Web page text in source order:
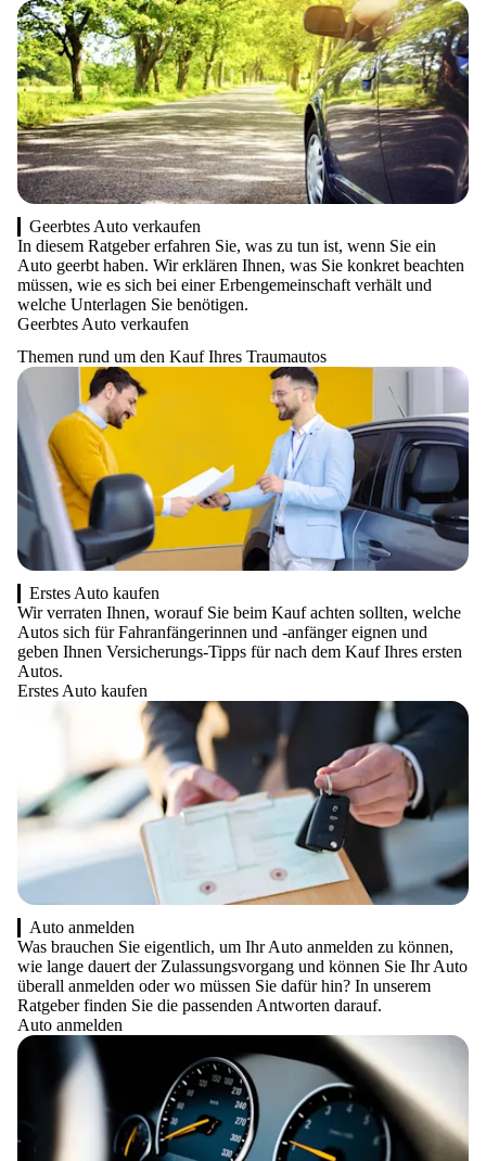
Geerbtes Auto verkaufen
In diesem Ratgeber erfahren Sie, was zu tun ist, wenn Sie ein
Auto geerbt haben. Wir erklären Ihnen, was Sie konkret beachten
müssen, wie es sich bei einer Erbengemeinschaft verhält und
welche Unterlagen Sie benötigen.
Geerbtes Auto verkaufen
Themen rund um den Kauf Ihres Traumautos
Erstes Auto kaufen
Wir verraten Ihnen, worauf Sie beim Kauf achten sollten, welche
Autos sich für Fahranfängerinnen und -anfänger eignen und
geben Ihnen Versicherungs-Tipps für nach dem Kauf Ihres ersten
Autos.
Erstes Auto kaufen
Auto anmelden
Was brauchen Sie eigentlich, um Ihr Auto anmelden zu können,
wie lange dauert der Zulassungsvorgang und können Sie Ihr Auto
überall anmelden oder wo müssen Sie dafür hin? In unserem
Ratgeber finden Sie die passenden Antworten darauf.
Auto anmelden